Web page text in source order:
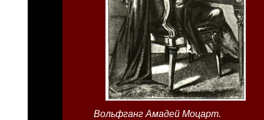
Вольфганг Амадей Моцарт.